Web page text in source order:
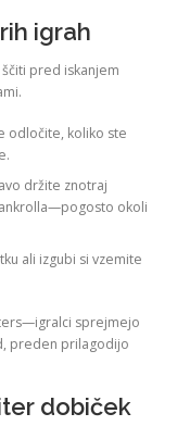
igrah
pred iskanjem
odločite, koliko ste
držite znotraj
okoli
ali izgubi si vzemite
sprejmejo
preden prilagodijo
dobiček